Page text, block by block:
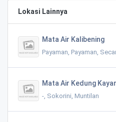
Lokasi Lainnya
Mata Air Kalibening
Payaman, Payaman,
Mata Air Kedung
-, Sokorini, Muntilan